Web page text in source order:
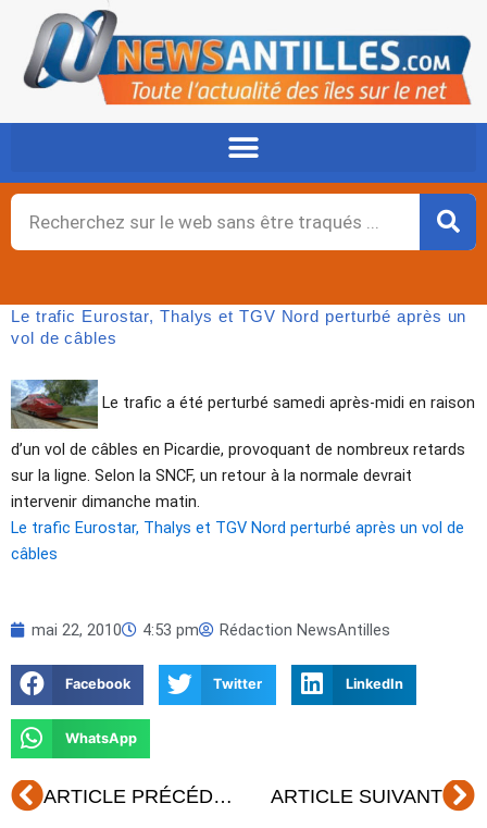
contenu
Rechercher
Le trafic Eurostar, Thalys et TGV Nord perturbé après un
vol de câbles
Le trafic a été perturbé samedi après-midi en raison
d’un vol de câbles en Picardie, provoquant de nombreux retards
sur la ligne. Selon la SNCF, un retour à la normale devrait
intervenir dimanche matin.
Le trafic Eurostar, Thalys et TGV Nord perturbé après un vol de
câbles
mai 22, 2010 4:53 pm Rédaction NewsAntilles
Facebook Twitter LinkedIn
WhatsApp
Précédent ARTICLE PRÉCÉDENT ARTICLE SUIVANT